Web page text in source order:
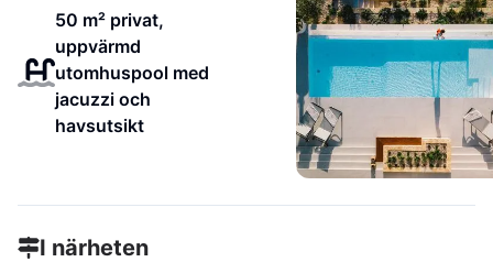
50 m² privat,
uppvärmd
utomhuspool med
jacuzzi och
havsutsikt
I närheten